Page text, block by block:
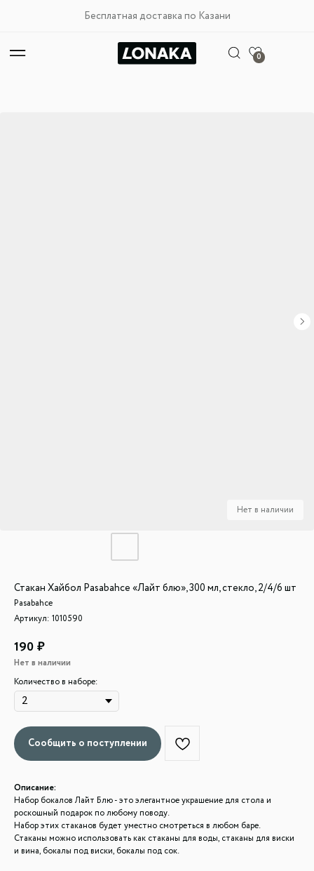
Бесплатная доставка по Казани
0
Стакан Хайбол Pasabahce «Лайт блю», 300 мл, стекло, 2/4/6 шт
Pasabahce
Артикул: 1010590
190₽
Нет в наличии
Количество в наборе:
Описание:
Набор бокалов Лайт Блю - это элегантное украшение для стола и
роскошный подарок по любому поводу.
Набор этих стаканов будет уместно смотреться в любом баре.
Стаканы можно использовать как стаканы для воды, стаканы для виски
и вина, бокалы под виски, бокалы под сок.